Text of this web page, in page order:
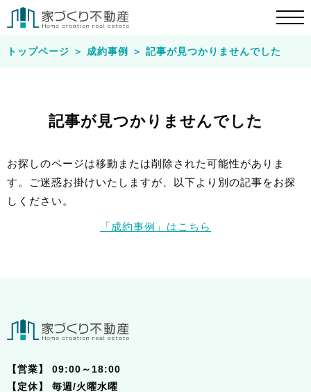
トップページ ＞ 成約事例 ＞ 記事が見つかりませんでした
記事が見つかりませんでした
お探しのページは移動または削除された可能性がありま
す。ご迷惑お掛けいたしますが、以下より別の記事をお探
しください。
「成約事例」はこちら
【営業】
09:00～18:00
【定休】
毎週/火曜水曜